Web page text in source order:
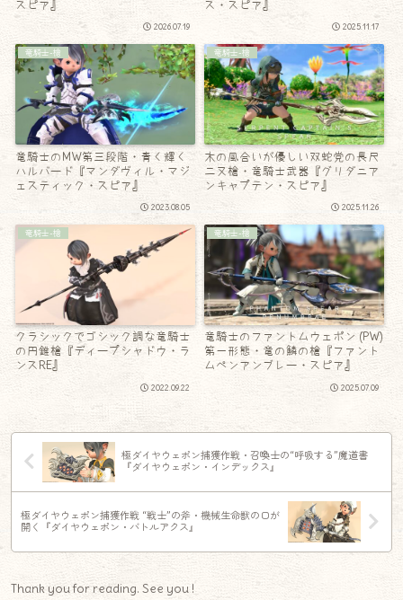
スピア』
2026.07.19
ス・スピア』
2025.11.17
竜騎士-槍
竜騎士のMW第三段階・青く輝く
ハルバード『マンダヴィル・マジ
ェスティック・スピア』
2023.08.05
竜騎士-槍
木の風合いが優しい双蛇党の長尺
二又槍・竜騎士武器『グリダニア
ンキャプテン・スピア』
2025.11.26
竜騎士-槍
クラシックでゴシック調な竜騎士
の円錐槍『ディープシャドウ・ラ
ンスRE』
2022.09.22
竜騎士-槍
竜騎士のファントムウェポン (PW)
第一形態・竜の鱗の槍『ファント
ムペンアンブレー・スピア』
2025.07.09
極ダイヤウェポン捕獲作戦・召喚士の“呼吸する”魔道書
『ダイヤウェポン・インデックス』
極ダイヤウェポン捕獲作戦 “戦士”の斧・機械生命獣の口が
開く『ダイヤウェポン・バトルアクス』
Thank you for reading. See you !